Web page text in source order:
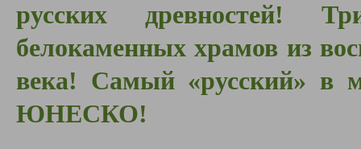
русских древностей!
белокаменных храмов из
века! Самый «русский» в
ЮНЕСКО!